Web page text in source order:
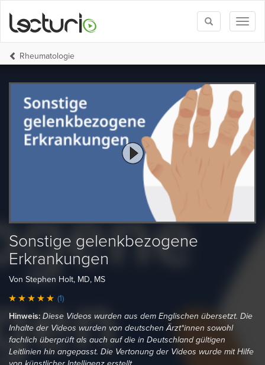
Toggle
search
Rheumatologie
Sonstige gelenkbezogene
Erkrankungen
Von Stephen Holt, MD, MS
(1)
Hinweis: Diese Videos wurden aus dem Englischen übersetzt. Die
Inhalte der Videos wurden von deutschen Ärzt*innen sowohl
fachlich überprüft als auch auf die in Deutschland gültigen
Leitlinien hin angepasst. Die Vertonung der Videos wurde mit Hilfe